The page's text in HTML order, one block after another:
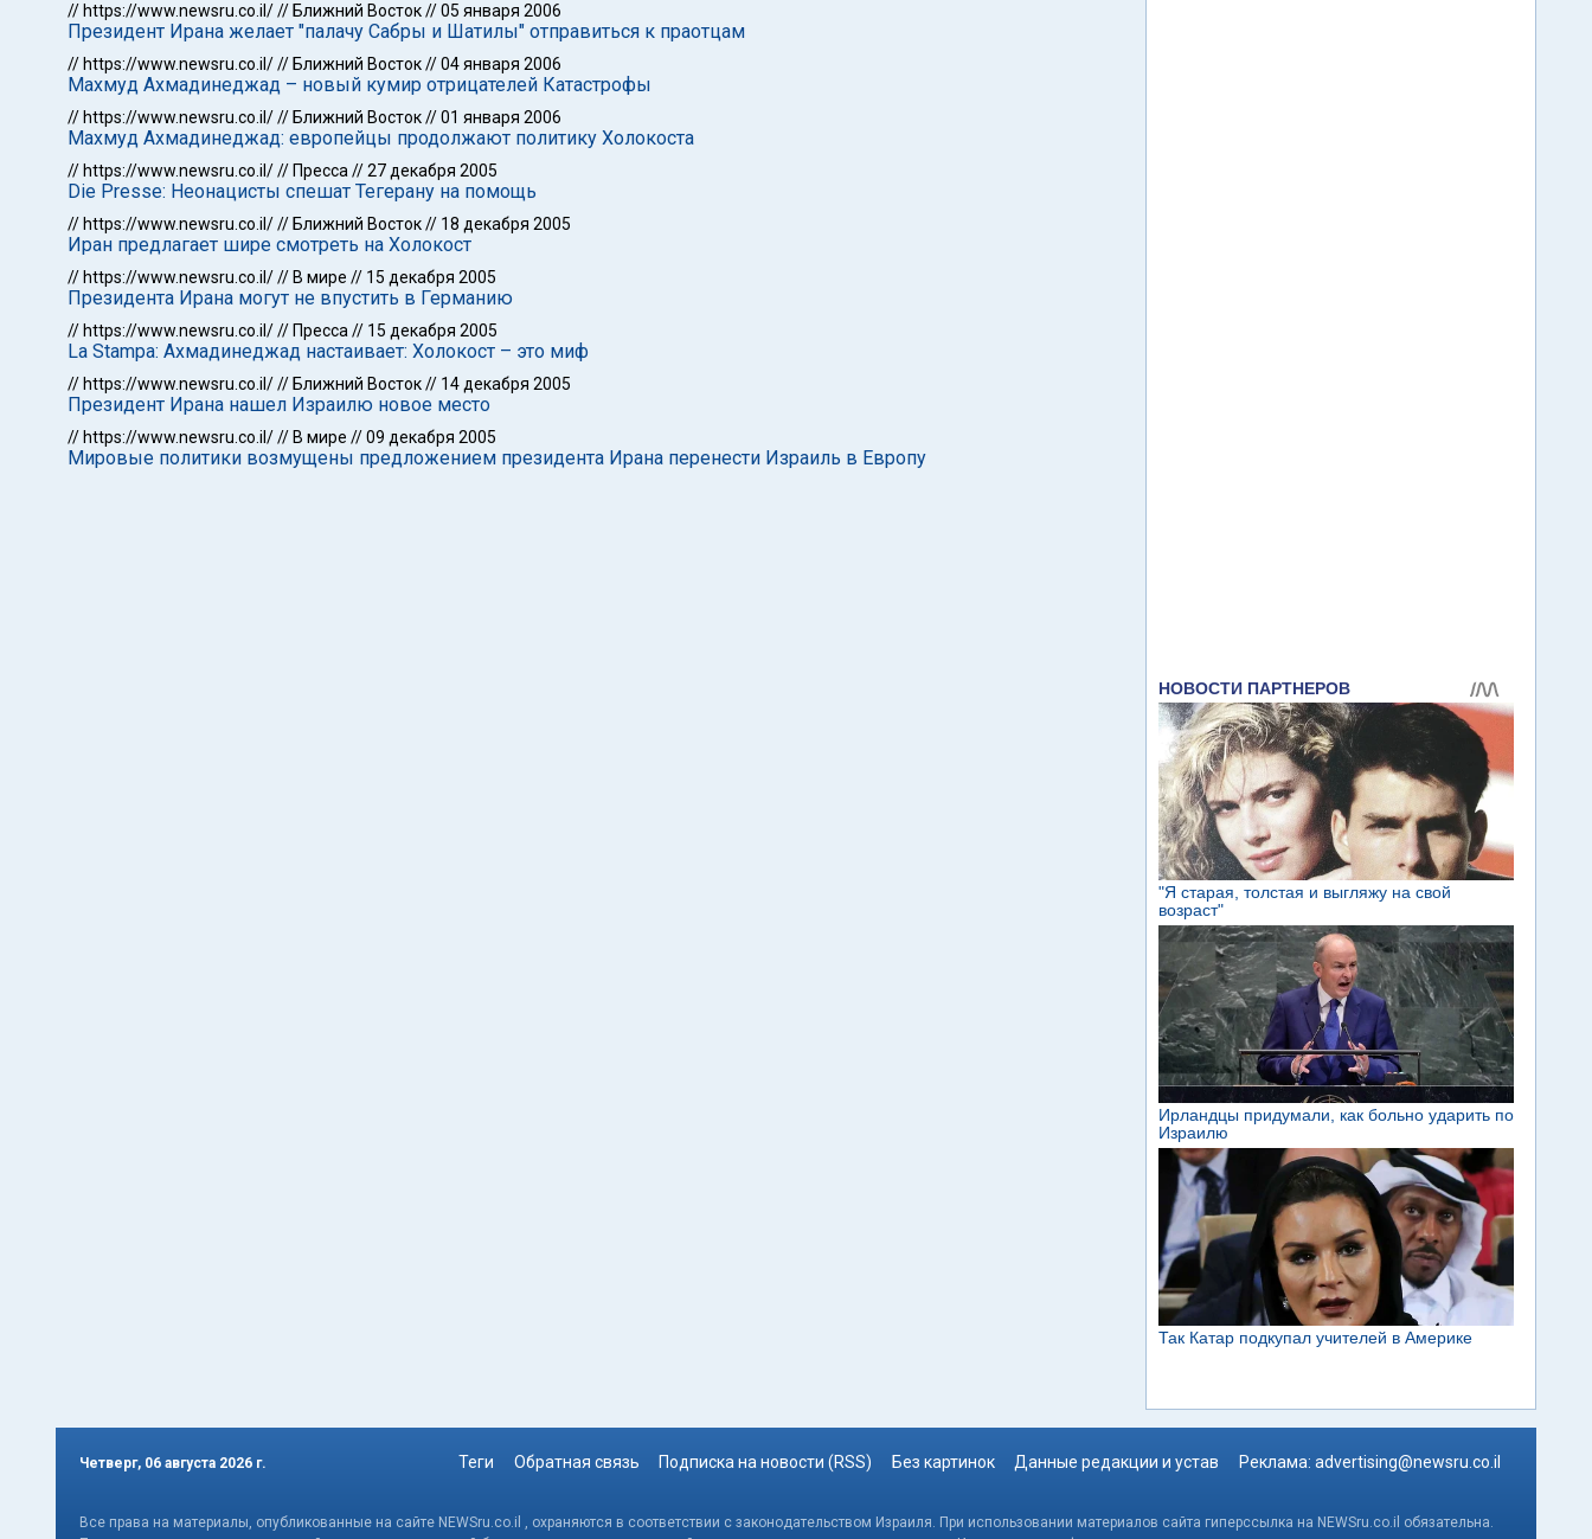
// https://www.newsru.co.il/// Ближний Восток//05 января 2006
Президент Ирана желает "палачу Сабры и Шатилы" отправиться к праотцам
// https://www.newsru.co.il/// Ближний Восток//04 января 2006
Махмуд Ахмадинеджад – новый кумир отрицателей Катастрофы
// https://www.newsru.co.il/// Ближний Восток//01 января 2006
Махмуд Ахмадинеджад: европейцы продолжают политику Холокоста
// https://www.newsru.co.il/// Пресса //27 декабря 2005
Die Presse: Неонацисты спешат Тегерану на помощь
// https://www.newsru.co.il/// Ближний Восток// 18 декабря 2005
Иран предлагает шире смотреть на Холокост
// https://www.newsru.co.il/// В мире // 15 декабря 2005
Президента Ирана могут не впустить в Германию
// https://www.newsru.co.il/// Пресса // 15 декабря 2005
La Stampa: Ахмадинеджад настаивает: Холокост – это миф
// https://www.newsru.co.il/// Ближний Восток// 14 декабря 2005
Президент Ирана нашел Израилю новое место
// https://www.newsru.co.il/// В мире //09 декабря 2005
Мировые политики возмущены предложением президента Ирана перенести Израиль в Европу
Четверг, 06 августа 2026 г. Теги Обратная связь Подписка на новости (RSS) Без картинок Данные редакции и устав Реклама: advertising@newsru.co.il
Все права на материалы, опубликованные на сайте NEWSru.co.il , охраняются в соответствии с законодательством Израиля. При использовании материалов сайта гиперссылка на NEWSru.co.il обязательна.